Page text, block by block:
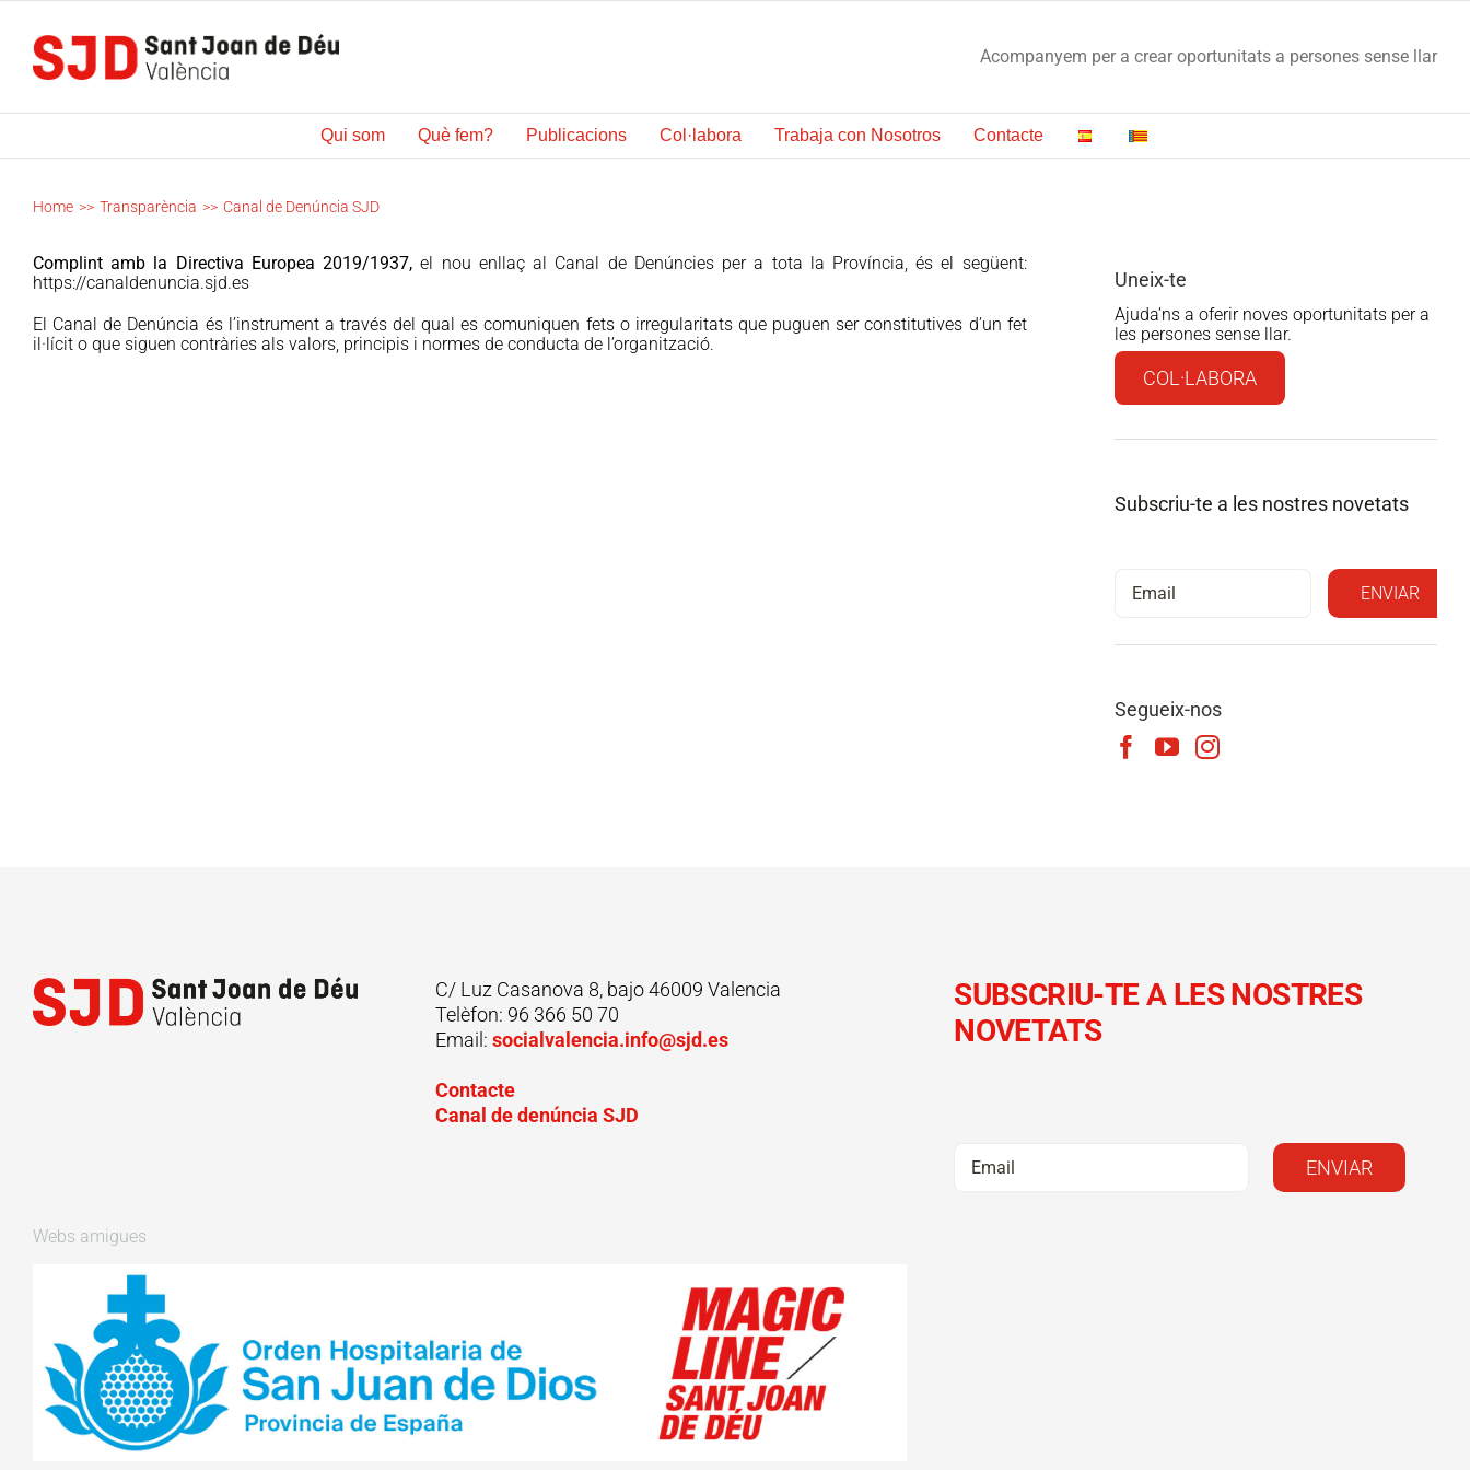
Skip
content
Acompanyem per a crear oportunitats a persones sense llar
Qui som Què fem? Publicacions Col·labora Trabaja con Nosotros Contacte
Home >> Transparència >> Canal de Denúncia SJD
Complint amb la Directiva Europea 2019/1937, el nou enllaç al Canal de Denúncies per a tota la Província, és el següent:
https://canaldenuncia.sjd.es
El Canal de Denúncia és l’instrument a través del qual es comuniquen fets o irregularitats que puguen ser constitutives d’un fet
il·lícit o que siguen contràries als valors, principis i normes de conducta de l’organització.
Uneix-te
Ajuda’ns a oferir noves oportunitats per a
les persones sense llar.
COL·LABORA
Subscriu-te a les nostres novetats
Segueix-nos
C/ Luz Casanova 8, bajo 46009 Valencia
Telèfon: 96 366 50 70
Email:socialvalencia.info@sjd.es
Contacte
Canal de denúncia SJD
SUBSCRIU-TE A LES NOSTRES
NOVETATS
Webs amigues